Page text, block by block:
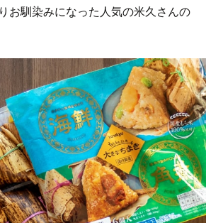
お馴染みになった人気の米久さんの